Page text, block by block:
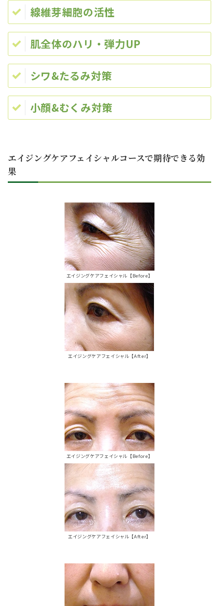
線維芽細胞の活性
肌全体のハリ・弾力UP
シワ&たるみ対策
小顔&むくみ対策
エイジングケアフェイシャルコースで期待できる効
果
エイジングケアフェイシャル【Before】
エイジングケアフェイシャル【After】
エイジングケアフェイシャル【Before】
エイジングケアフェイシャル【After】